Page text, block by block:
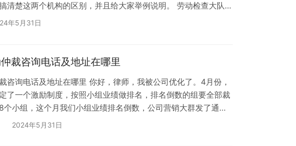
清楚这两个机构的区别，并且给大家举例说明。 劳动检查大队：
劳动法的“警察”，主要工作就是监督和检查企业是不是遵守劳动
可以进行调查，并且要求企业予以改正。 劳动仲裁机构： …
年5月31日
裁咨询电话及地址在哪里
咨询电话及地址在哪里 你好，律师，我被公司优化了。4月份，
了一个激励制度，按照小组业绩做排名，排名倒数的组要全部裁
个小组，这个月我们小组业绩排名倒数，公司营销大群发了通
们整个小组。我们小组15个人，加上小组长16个人，除了小组长
2024年5月31日